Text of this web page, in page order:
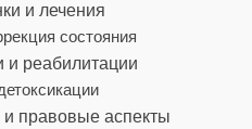
и лечения
состояния
и реабилитации
правовые аспекты